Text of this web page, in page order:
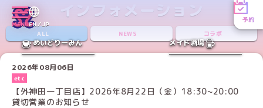
MENUEN／JP
予約
めいどりーみん メイド酒場
インフォメーション
ALL NEWS コラボ
2026年08月06日
etc
【外神田一丁目店】2026年8月22日（金）18:30~20:00
貸切営業のお知らせ